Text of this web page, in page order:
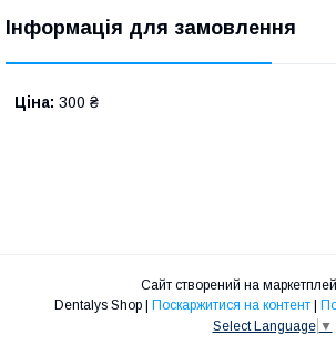
Інформація для замовлення
Ціна: 300 ₴
Сайт створений на
Поскаржитися на контент
Select Language ▼